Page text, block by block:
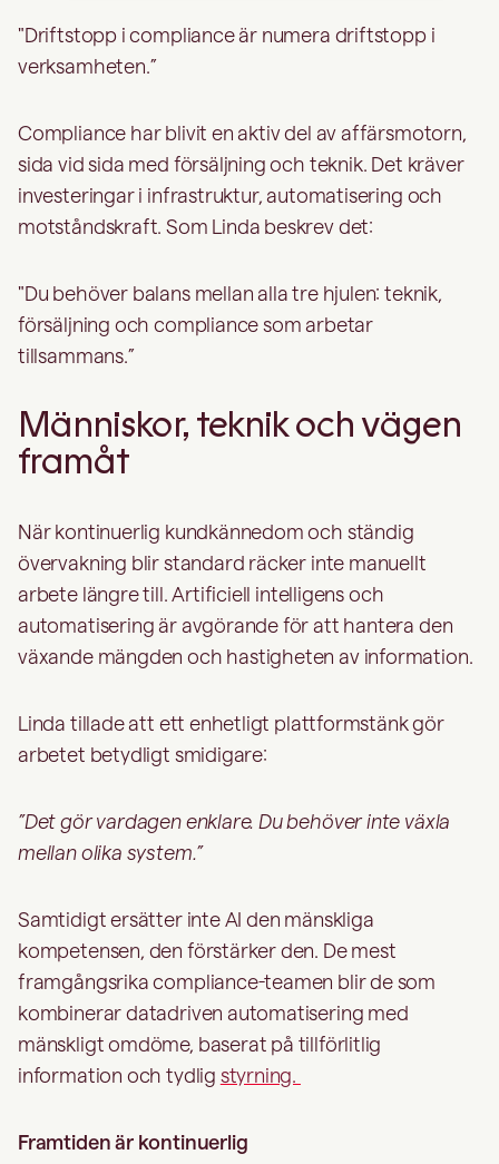
"Driftstopp i compliance är numera driftstopp i
verksamheten.”
Compliance har blivit en aktiv del av affärsmotorn,
sida vid sida med försäljning och teknik. Det kräver
investeringar i infrastruktur, automatisering och
motståndskraft. Som Linda beskrev det:
"Du behöver balans mellan alla tre hjulen: teknik,
försäljning och compliance som arbetar
tillsammans.”
Människor, teknik och vägen
framåt
När kontinuerlig kundkännedom och ständig
övervakning blir standard räcker inte manuellt
arbete längre till. Artificiell intelligens och
automatisering är avgörande för att hantera den
växande mängden och hastigheten av information.
Linda tillade att ett enhetligt plattformstänk gör
arbetet betydligt smidigare:
”Det gör vardagen enklare. Du behöver inte växla
mellan olika system.”
Samtidigt ersätter inte AI den mänskliga
kompetensen, den förstärker den. De mest
framgångsrika compliance-teamen blir de som
kombinerar datadriven automatisering med
mänskligt omdöme, baserat på tillförlitlig
information och tydlig styrning.
Framtiden är kontinuerlig